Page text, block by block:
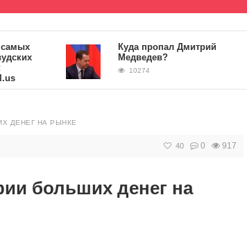
Куда пропал Дмитрий
Медведев?
10274
ДЕНЕГ НА РЫНКЕ
40 0 917
больших денег на